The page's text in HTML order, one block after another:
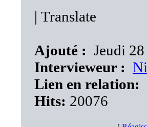
| Translate
Ajouté : Jeudi
Intervieweur :
Lien en relation:
Hits: 20076